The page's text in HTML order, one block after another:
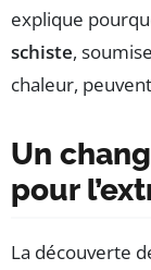
explique
schiste,
chaleur,
Un
pour
La découverte